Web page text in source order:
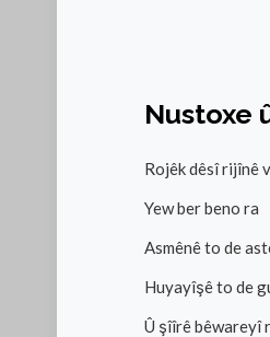
Nustoxe
Rojêk dêsî rijînê
Yew ber beno ra
Asmênê to de
Huyayîşê to de
Û şîîrê bêwareyî